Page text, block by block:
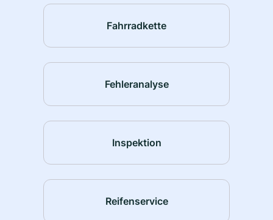
Fahrradkette
Fehleranalyse
Inspektion
Reifenservice